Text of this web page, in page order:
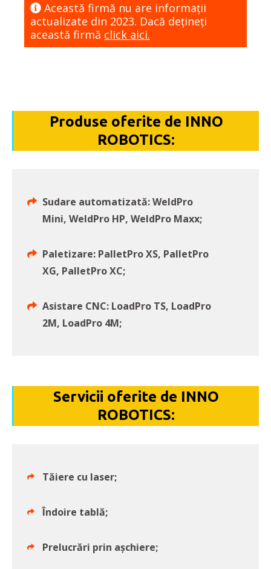
Această firmă nu are informaţii
actualizate din 2023. Dacă dețineți
această firmă click aici.
Produse oferite de INNO
ROBOTICS:
Sudare automatizată: WeldPro
Mini, WeldPro HP, WeldPro Maxx;
Paletizare: PalletPro XS, PalletPro
XG, PalletPro XC;
Asistare CNC: LoadPro TS, LoadPro
2M, LoadPro 4M;
Servicii oferite de INNO
ROBOTICS:
Tăiere cu laser;
Îndoire tablă;
Prelucrări prin așchiere;